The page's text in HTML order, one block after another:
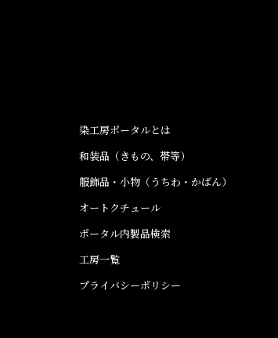
染工房ポータルとは
和装品（きもの、帯等）​
服飾品・小物​（うちわ・かばん）
オートクチュール
ポータル内製品検索
工房一覧
プライバシーポリシー